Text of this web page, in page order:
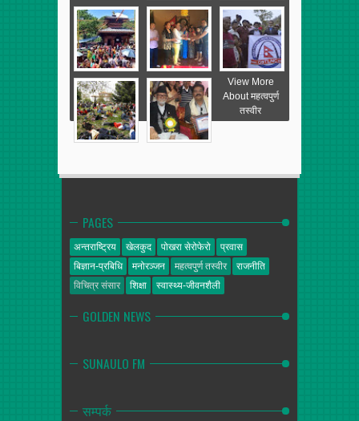
View More
About महत्वपुर्ण
तस्वीर
PAGES
अन्तराष्ट्रिय खेलकुद पोखरा सेरोफेरो
प्रवास
बिज्ञान-प्रबिधि
मनोरञ्जन महत्वपुर्ण तस्वीर
राजनीति
विचित्र संसार
शिक्षा स्वास्थ्य-जीवनशैली
GOLDEN NEWS
SUNAULO FM
सम्पर्क